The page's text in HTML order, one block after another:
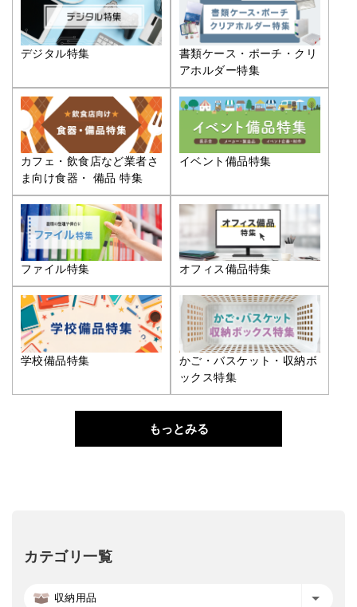
デジタル特集
書類ケース・ポーチ・クリ
アホルダー特集
カフェ・飲食店など業者さ
ま向け食器・ 備品 特集
イベント備品特集
ファイル特集 オフィス備品特集
学校備品特集
かご・バスケット・収納ボ
ックス特集
もっとみる
カテゴリ一覧
収納用品